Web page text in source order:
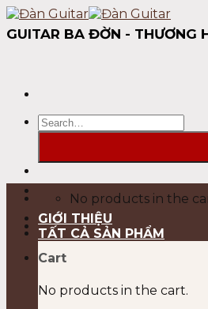
Skip
to
content
GUITAR BA ĐỜN - THƯƠNG
Search
for:
No products in the
Cart
No products in the cart.
GIỚI THIỆU
TẤT CẢ SẢN PHẨM